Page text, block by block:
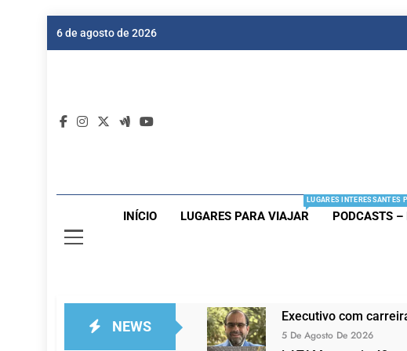
6 de agosto de 2026
INÍCIO LUGARES PARA VIAJAR
LUGARES INTERESSANTES
PODCASTS –
NEWS
Executivo com
5 De Agosto De 2026